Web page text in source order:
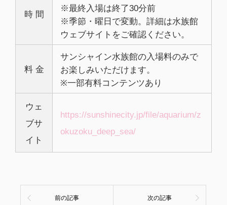
時 間
※最終入場は終了30分前
※季節・曜日で変動。詳細は水族館
ウェブサイトをご確認ください。
料 金
サンシャイン水族館の入場料のみで
お楽しみいただけます。
※一部有料コンテンツあり
ウェ
ブサ
イト
https://sunshinecity.jp/file/aquarium/z
okuzoku_deep_sea/
前の記事 次の記事